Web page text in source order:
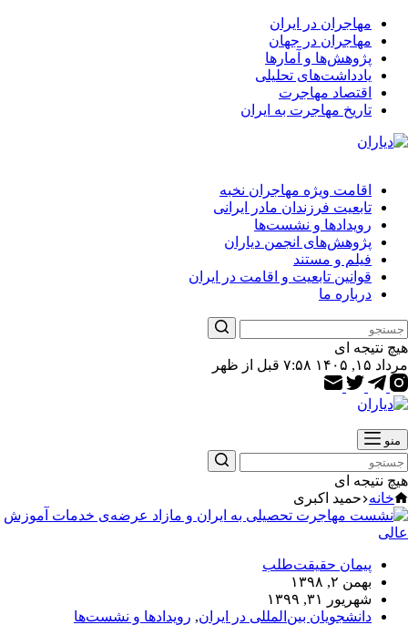
مهاجران در ایران
مهاجران در جهان
پژوهش‌ها و آمارها
یادداشت‌های تحلیلی
اقتصاد مهاجرت
تاریخ مهاجرت به ایران
اقامت ویژه مهاجران نخبه
تابعیت فرزندان مادر ایرانی
رویدادها و نشست‌ها
پژوهش‌های انجمن دیاران
فیلم و مستند
قوانین تابعیت و اقامت در ایران
درباره ما
هیچ نتیجه ای
مرداد ۱۵, ۱۴۰۵ ۷:۵۸ قبل از ظهر
منو
هیچ نتیجه ای
خانه حمید اکبری
پیمان حقیقت‌طلب
بهمن ۲, ۱۳۹۸
شهریور ۳۱, ۱۳۹۹
دانشجویان بین‌المللی در ایران, رویدادها و نشست‌ها